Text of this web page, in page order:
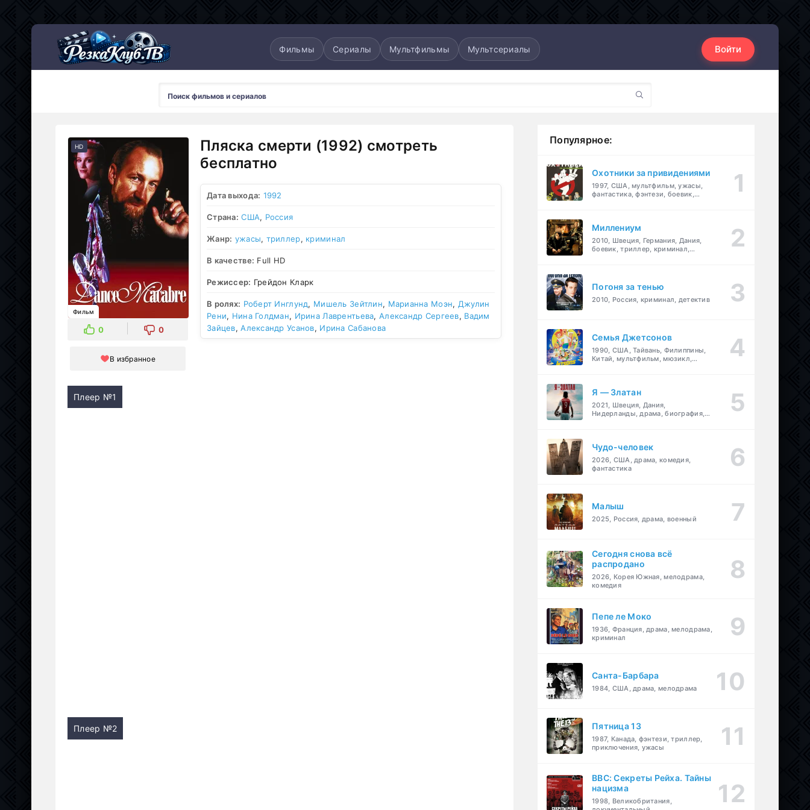
Фильмы Сериалы Мультфильмы Мультсериалы Войти
HD
Фильм
0 0
В избранное
Пляска смерти (1992) смотреть
бесплатно
Дата выхода: 1992
Страна: США, Россия
Жанр: ужасы, триллер, криминал
В качестве: Full HD
Режиссер: Грейдон Кларк
В ролях: Роберт Инглунд, Мишель Зейтлин, Марианна Моэн, Джулин
Рени, Нина Голдман, Ирина Лаврентьева, Александр Сергеев, Вадим
Зайцев,Александр Усанов, Ирина Сабанова
Плеер №1
Плеер №2
Популярное:
Охотники за привидениями
1997, США, мультфильм, ужасы,
фантастика, фэнтези, боевик,
Миллениум
2010, Швеция, Германия, Дания,
боевик, триллер, криминал,
Погоня за тенью
2010, Россия, криминал, детектив
Семья Джетсонов
1990, США, Тайвань, Филиппины,
Китай, мультфильм, мюзикл,
Я — Златан
2021, Швеция, Дания,
Нидерланды, драма, биография,
Чудо-человек
2026, США, драма, комедия,
фантастика
Малыш
2025, Россия, драма, военный
Сегодня снова всё
распродано
2026, Корея Южная, мелодрама,
комедия
Пепе ле Моко
1936, Франция, драма, мелодрама,
криминал
Санта-Барбара
1984, США, драма, мелодрама
Пятница 13
1987, Канада, фэнтези, триллер,
приключения, ужасы
BBC: Секреты Рейха. Тайны
нацизма
1998, Великобритания,
Мультсериалы